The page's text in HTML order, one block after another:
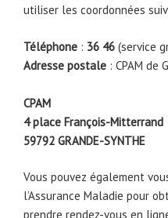
utiliser les coordonnées
Téléphone : 36 46 (service
Adresse postale : CPAM de
CPAM
4 place François-Mitterrand
59792 GRANDE-SYNTHE
Vous pouvez également
l’Assurance Maladie pour
prendre rendez-vous en